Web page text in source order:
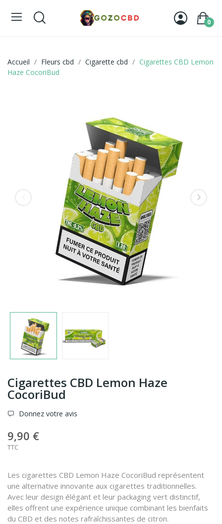
0
Accueil Fleurs cbd Cigarette cbd
Cigarettes CBD Lemon
Haze CocoriBud
Cigarettes CBD Lemon Haze
CocoriBud
Donnez votre avis
9,90 €
TTC
Les cigarettes CBD Lemon Haze CocoriBud représentent
une alternative innovante aux cigarettes traditionnelles.
Avec leur design élégant et leur packaging vert distinctif,
elles offrent une expérience unique combinant les bienfaits
du CBD et des notes rafraîchissantes de citron.